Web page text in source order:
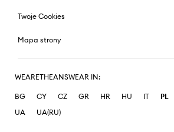
Twoje Cookies
Mapa strony
WEARETHEANSWEAR IN:
BG CY CZ GR HR HU IT PL
UA
UA(RU)